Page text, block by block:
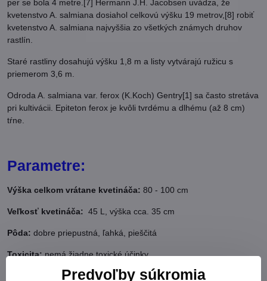
per se bola 4 metre.[7] Hermann J.H. Jacobsen uvádza, že
kvetenstvo A. salmiana dosiahol celkovú výšku 19 metrov,[8] robiť
kvetenstvo A. salmiana najvyššia zo všetkých známych druhov
rastlín.
Staré rastliny dosahujú výšku 1,8 m a listy vytvárajú ružicu s
priemerom 3,6 m.
Odroda A. salmiana var. ferox (K.Koch) Gentry[1] sa často stretáva
pri kultivácii. Epiteton ferox je kvôli tvrdému a dlhému (až 8 cm)
tŕne.
Parametre:
Výška celkom vrátane kvetináča: 80 - 100 cm
Veľkosť kvetináča: 45 L, výška cca. 35 cm
Pôda: dobre priepustná, ľahká, pieščitá
Toxicita:nemá žiadne toxické účinky
Predvoľby súkromia